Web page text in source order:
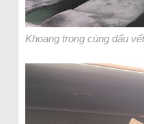
Khoang trong cùng dấu vết